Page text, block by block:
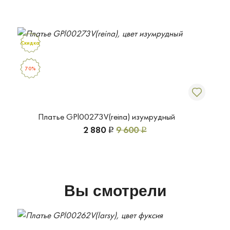
Платье GPl00273V(reina) изумрудный
2 880 Р 9 600Р
Скидка
70%
Вы смотрели